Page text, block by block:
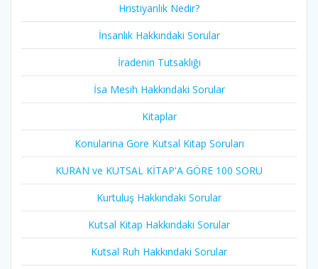
Hristiyanlık Nedir?
İnsanlık Hakkındaki Sorular
İradenin Tutsaklığı​
İsa Mesih Hakkındaki Sorular
Kitaplar
Konularina Gore Kutsal Kitap Soruları
KURAN ve KUTSAL KİTAP'A GÖRE 100 SORU
Kurtuluş Hakkındaki Sorular
Kutsal Kitap Hakkındaki Sorular
Kutsal Ruh Hakkındaki Sorular